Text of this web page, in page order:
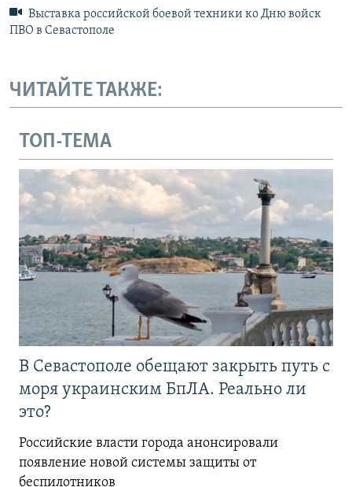
Выставка российской боевой техники ко Дню войск
ПВО в Севастополе
ЧИТАЙТЕ ТАКЖЕ:
ТОП-ТЕМА
В Севастополе обещают закрыть путь с
моря украинским БпЛА. Реально ли
это?
Российские власти города анонсировали
появление новой системы защиты от
беспилотников